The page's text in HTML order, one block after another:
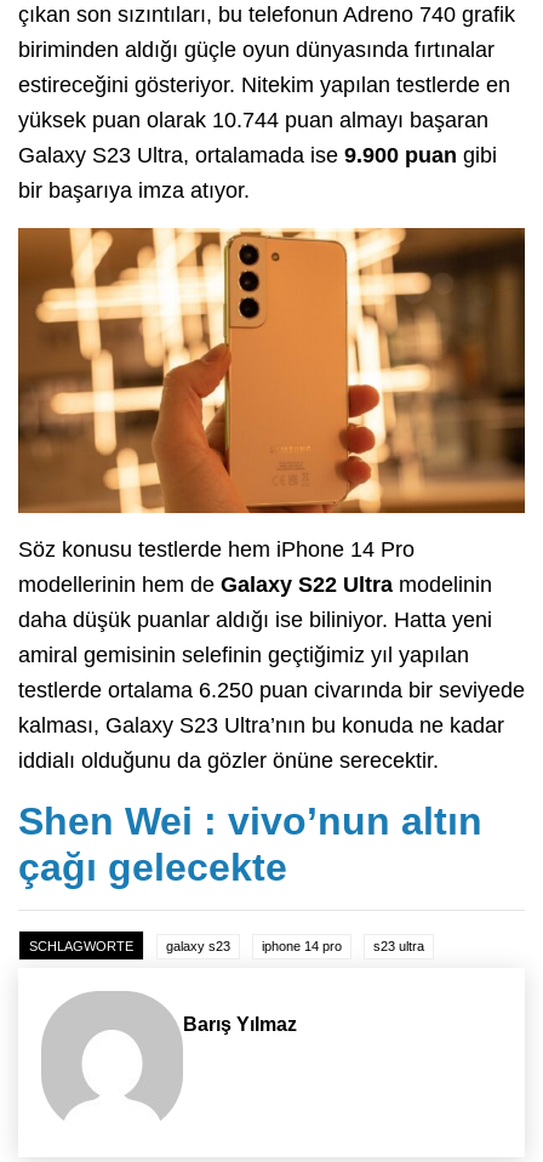
çıkan son sızıntıları, bu telefonun Adreno 740 grafik
biriminden aldığı güçle oyun dünyasında fırtınalar
estireceğini gösteriyor. Nitekim yapılan testlerde en
yüksek puan olarak 10.744 puan almayı başaran
Galaxy S23 Ultra, ortalamada ise 9.900 puan gibi
bir başarıya imza atıyor.
Söz konusu testlerde hem iPhone 14 Pro
modellerinin hem de Galaxy S22 Ultra modelinin
daha düşük puanlar aldığı ise biliniyor. Hatta yeni
amiral gemisinin selefinin geçtiğimiz yıl yapılan
testlerde ortalama 6.250 puan civarında bir seviyede
kalması, Galaxy S23 Ultra’nın bu konuda ne kadar
iddialı olduğunu da gözler önüne serecektir.
Shen Wei : vivo’nun altın
çağı gelecekte
SCHLAGWORTE galaxy s23 iphone 14 pro s23 ultra
Barış Yılmaz